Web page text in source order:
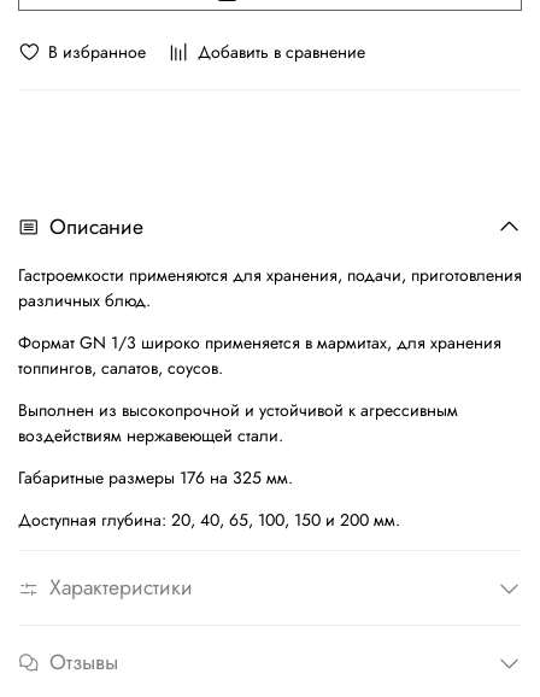
В избранное Добавить в сравнение
Описание
Гастроемкости применяются для хранения, подачи, приготовления
различных блюд.
Формат GN 1/3 широко применяется в мармитах, для хранения
топпингов, салатов, соусов.
Выполнен из высокопрочной и устойчивой к агрессивным
воздействиям нержавеющей стали.
Габаритные размеры 176 на 325 мм.
Доступная глубина: 20, 40, 65, 100, 150 и 200 мм.
Характеристики
Отзывы